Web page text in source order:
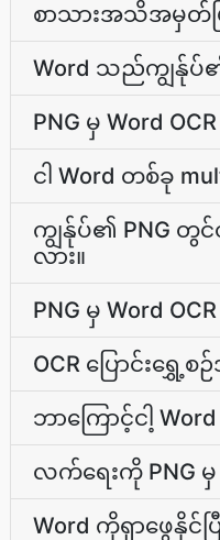
စာသားအသိအမှတ်
Word သည်ကျွန်ုပ်
PNG မှ Word
ငါ Word တစ်ခု
ကျွန်ုပ်၏ PNG တွ
လား။
PNG မှ Word
OCR ပြောင်းရွှေ့
ဘာကြောင့်ငါ့
လက်ရေးကို PNG မှ
Word ကိုရှာဖွေနိုင်ပ